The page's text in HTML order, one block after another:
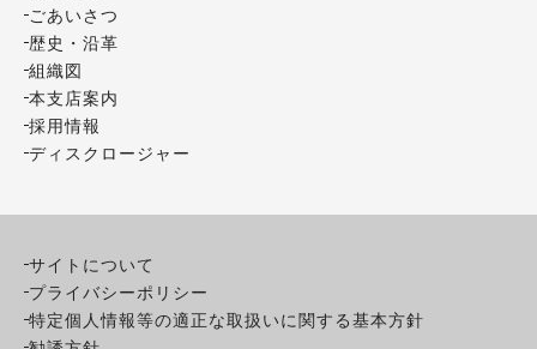
ごあいさつ
歴史・沿革
組織図
本支店案内
採用情報
ディスクロージャー
サイトについて
プライバシーポリシー
特定個人情報等の適正な取扱いに関する基本方針